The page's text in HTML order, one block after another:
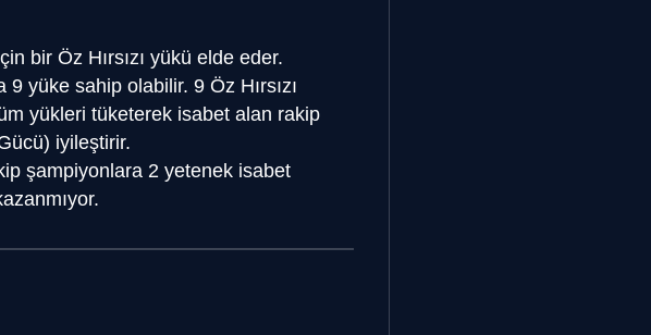
bir Öz Hırsızı yükü elde eder.
yüke sahip olabilir. 9 Öz Hırsızı
yükleri tüketerek isabet alan rakip
iyileştirir.
şampiyonlara 2 yetenek isabet